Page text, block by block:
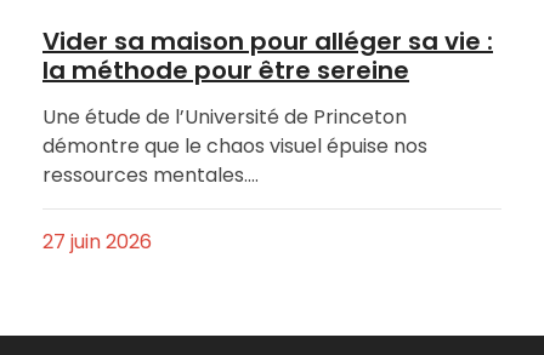
Vider sa maison pour alléger sa vie :
la méthode pour être sereine
Une étude de l’Université de Princeton
démontre que le chaos visuel épuise nos
ressources mentales.…
27 juin 2026